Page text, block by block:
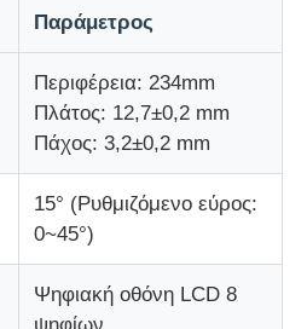
και υγρασίας
Παράμετρος
Περιφέρεια: 234mm
Πλάτος: 12,7±0,2 mm
Πάχος: 3,2±0,2 mm
15° (Ρυθμιζόμενο εύρος:
0~45°)
Ψηφιακή οθόνη LCD 8
ψηφίων